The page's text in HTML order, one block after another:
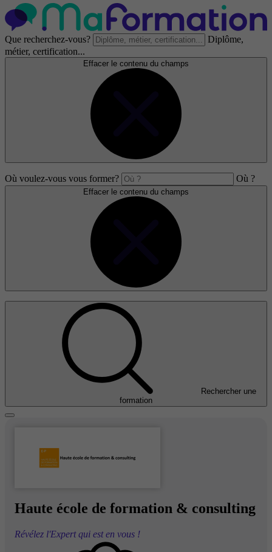
Que recherchez-vous?
Diplôme,
métier, certification...
Effacer le contenu du champs
Où voulez-vous vous former? Où ?
Effacer le contenu du champs
Rechercher une
formation
Haute école de formation & consulting
Révélez l'Expert qui est en vous !